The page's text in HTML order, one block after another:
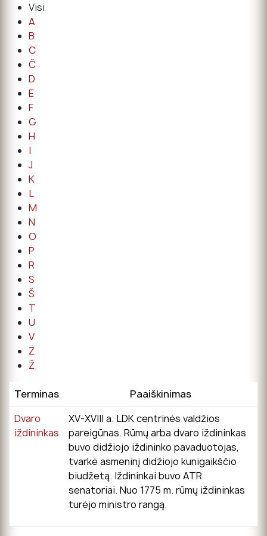
Visi
A
B
C
Č
D
E
F
G
H
I
J
K
L
M
N
O
P
R
S
Š
T
U
V
Z
Ž
Terminas
Paaiškinimas
Dvaro
iždininkas
XV-XVIII a. LDK centrinės valdžios
pareigūnas. Rūmų arba dvaro iždininkas
buvo didžiojo iždininko pavaduotojas,
tvarkė asmeninį didžiojo kunigaikščio
biudžetą. Iždininkai buvo ATR
senatoriai. Nuo 1775 m. rūmų iždininkas
turėjo ministro rangą.